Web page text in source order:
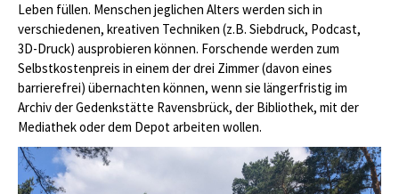
Leben füllen. Menschen jeglichen Alters werden sich in
verschiedenen, kreativen Techniken (z.B. Siebdruck, Podcast,
3D-Druck) ausprobieren können. Forschende werden zum
Selbstkostenpreis in einem der drei Zimmer (davon eines
barrierefrei) übernachten können, wenn sie längerfristig im
Archiv der Gedenkstätte Ravensbrück, der Bibliothek, mit der
Mediathek oder dem Depot arbeiten wollen.